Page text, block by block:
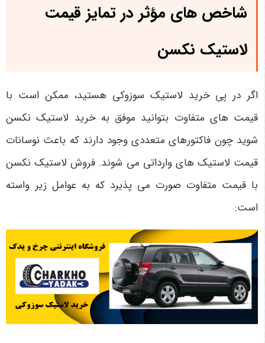
شاخص های مؤثر در تمایز قیمت
لاستیک نکسن
اگر در پی خرید لاستیک سوزوکی هستید، ممکن است با
قیمت های متفاوت بتوانید موفق به خرید لاستیک نکسن
شوید چون فاکتورهای متعددی وجود دارند که باعث نوسانات
قیمت لاستیک های وارداتی می شوند. فروش لاستیک نکسن
با قیمت متفاوت صورت می پذیرد که به عوامل زیر واسته
است: